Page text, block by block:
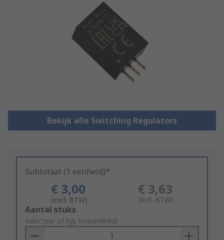
Bekijk alle Switching Regulators
Subtotaal (1 eenheid)*
€ 3,00
(excl. BTW)
€ 3,63
(incl. BTW)
Add
to
Basket
Aantal stuks
selecteer of typ hoeveelheid